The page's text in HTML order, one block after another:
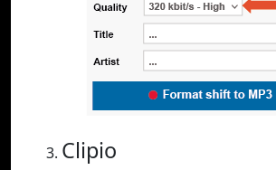
Clipio